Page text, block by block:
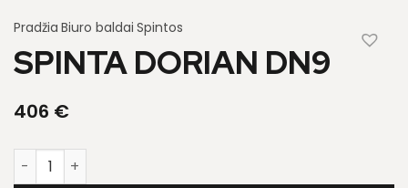
Pradžia Biuro baldai Spintos
SPINTA DORIAN DN9
406 €
produkto kiekis: Spinta Dorian DN9